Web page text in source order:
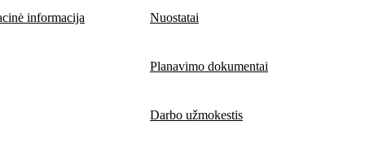
informacija Nuostatai
Planavimo dokumentai
Darbo užmokestis